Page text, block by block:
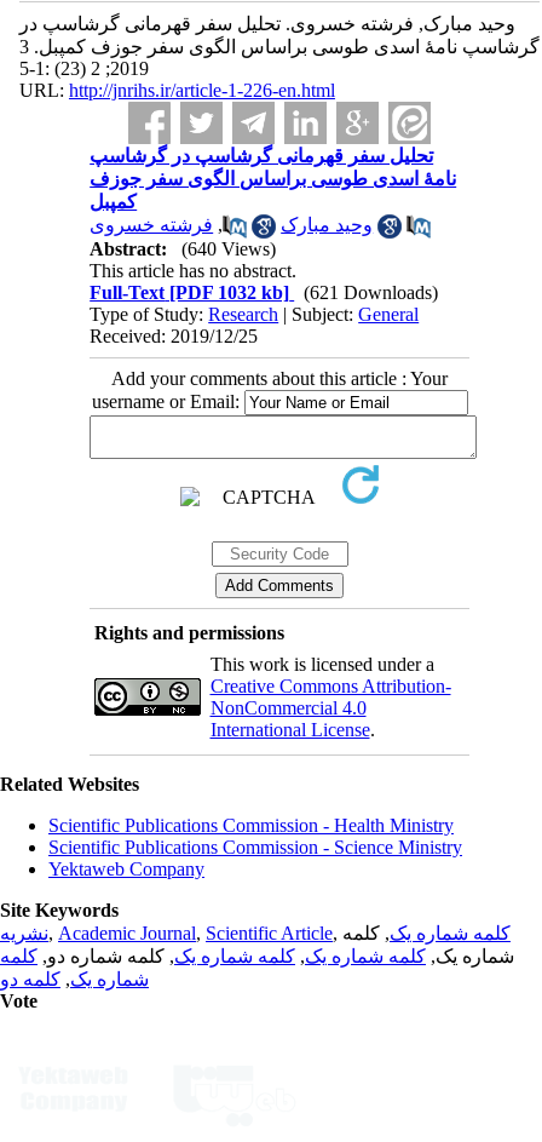
وحید مبارک, فرشته خسروی. تحلیل سفر قهرمانی گرشاسپ در
گرشاسپ نامۀ اسدی طوسی براساس الگوی سفر جوزف کمپبل. 3
2019; 2 (23) :1-5
URL: http://jnrihs.ir/article-1-226-en.html
تحلیل سفر قهرمانی گرشاسپ در گرشاسپ
نامۀ اسدی طوسی براساس الگوی سفر جوزف
کمپبل
وحید مبارک
, فرشته خسروی
Abstract:
(640 Views)
This article has no abstract.
Full-Text [PDF 1032 kb]
(621 Downloads)
Type of Study:Research | Subject:General
Received: 2019/12/25
Add your comments about this article : Your
username or Email:
Rights and permissions
This work is licensed under a
Creative Commons Attribution-
NonCommercial 4.0
International License.
Related Websites
Scientific Publications Commission - Health Ministry
Scientific Publications Commission - Science Ministry
Yektaweb Company
Site Keywords
نشریه, Academic Journal, Scientific Article, کلمه شماره یک, کلمه
شماره یک, کلمه شماره یک, کلمه شماره یک, کلمه شماره دو, کلمه
شماره یک, کلمه دو
Vote